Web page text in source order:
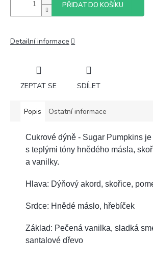
PŘIDAT DO KOŠÍKU
Detailní informace
ZEPTAT SE SDÍLET
Popis Ostatní informace
Cukrové dýně - Sugar Pumpkins
s teplými tóny hnědého másla,
a vanilky.
Hlava: Dýňový akord, skořice,
Srdce: Hnědé máslo, hřebíček
Základ: Pečená vanilka, sladká
santalové dřevo